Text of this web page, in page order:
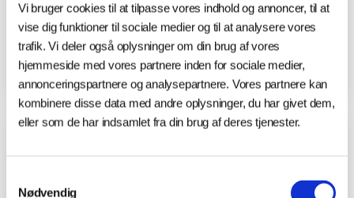
Vi bruger cookies til at tilpasse vores indhold og annoncer, til at
vise dig funktioner til sociale medier og til at analysere vores
trafik. Vi deler også oplysninger om din brug af vores
hjemmeside med vores partnere inden for sociale medier,
annonceringspartnere og analysepartnere. Vores partnere kan
kombinere disse data med andre oplysninger, du har givet dem,
eller som de har indsamlet fra din brug af deres tjenester.
Nødvendig
Cirkularitet i Produktionshallen: Nyt
projekt sætter fokus på
levetidsforlængelse i industrien